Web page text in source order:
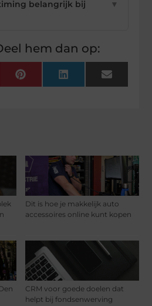
Dit is hoe je makkelijk auto
accessoires online kunt kopen
CRM voor goede doelen dat
helpt bij fondsenwerving
belangrijk bij
▼
hem dan op:
Pinterest LinkedIn Email